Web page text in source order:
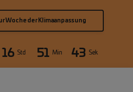
Woche der Klimaanpassung
16 Std 51 Min 42 Sek